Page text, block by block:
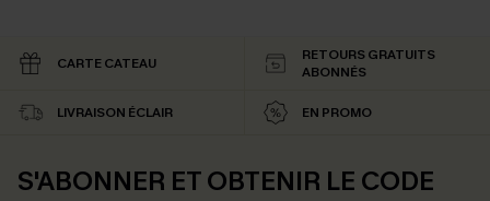
CARTE CATEAU
RETOURS GRATUITS
ABONNÉS
LIVRAISON ÉCLAIR EN PROMO
S'ABONNER ET OBTENIR LE CODE